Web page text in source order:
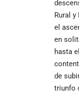
Rural y
el
en
hasta
de
triunfo